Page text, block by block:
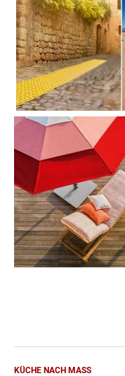
KÜCHE NACH MASS